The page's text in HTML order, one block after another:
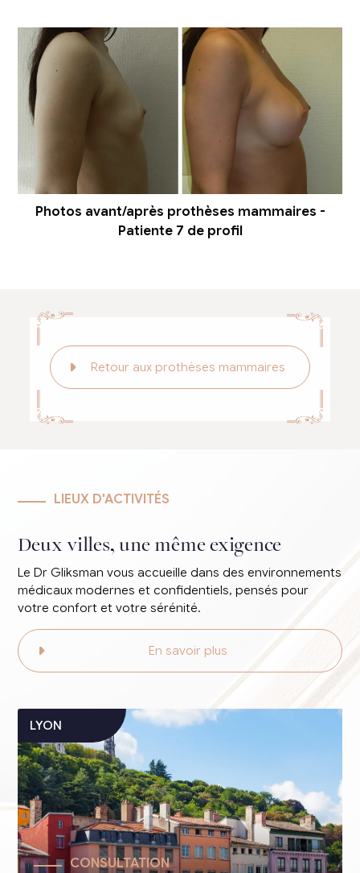
Photos avant/après prothèses mammaires -
Patiente 7 de profil
Retour aux prothèses mammaires
LIEUX D'ACTIVITÉS
Deux villes, une même exigence
Le Dr Gliksman vous accueille dans des environnements
médicaux modernes et confidentiels, pensés pour
votre confort et votre sérénité.
En savoir plus
CONSULTATION